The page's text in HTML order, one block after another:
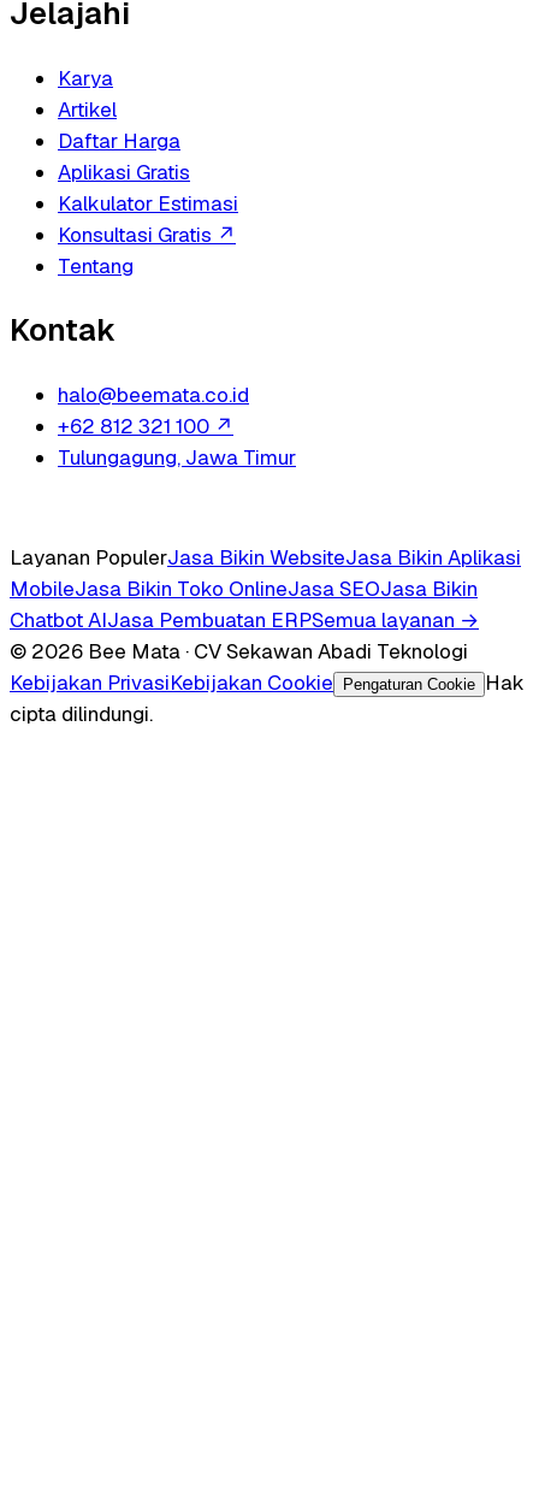
Jelajahi
Karya
Artikel
Daftar Harga
Aplikasi Gratis
Kalkulator Estimasi
Konsultasi Gratis ↗
Tentang
Kontak
halo@beemata.co.id
+62 812 321 100 ↗
Tulungagung, Jawa Timur
Layanan PopulerJasa Bikin WebsiteJasa Bikin Aplikasi
MobileJasa Bikin Toko OnlineJasa SEOJasa Bikin
Chatbot AIJasa Pembuatan ERPSemua layanan →
© 2026 Bee Mata · CV Sekawan Abadi Teknologi
Kebijakan PrivasiKebijakan Cookie Pengaturan Cookie
Hak
cipta dilindungi.